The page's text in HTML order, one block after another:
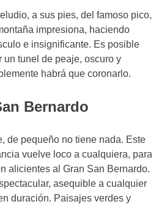
a sus pies, del famoso pico,
impresiona, haciendo
e insignificante. Es posible
un tunel de peaje, oscuro y
habrá que coronarlo.
Bernardo
de pequeño no tiene nada. Este
vuelve loco a cualquiera, para
alicientes al Gran San Bernardo.
asequible a cualquier
duración. Paisajes verdes y